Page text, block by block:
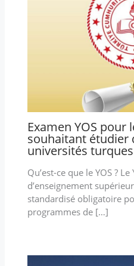
Examen YOS pour
souhaitant étudier
universités turques
Qu’est-ce que le YOS ? Le
d’enseignement
standardisé obligatoire
programmes de […]